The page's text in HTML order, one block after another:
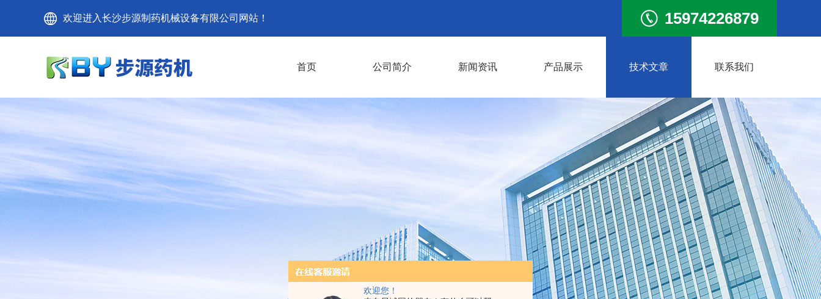
欢迎您！
欢迎进入长沙步源制药机械设备有限公司网站！ 15974226879
首页 公司简介 新闻资讯 产品展示 技术文章 联系我们